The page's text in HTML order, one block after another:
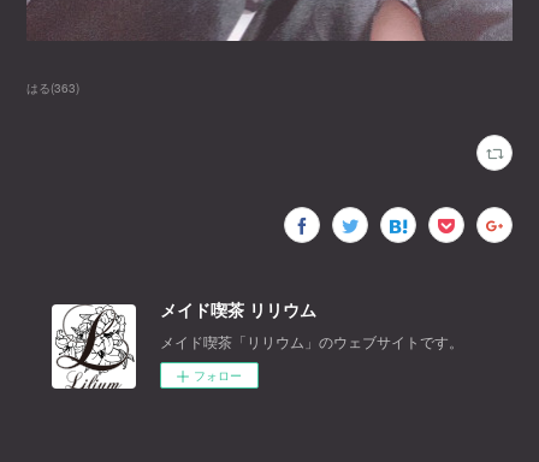
はる(363)
メイド喫茶 リリウム
メイド喫茶「リリウム」のウェブサイトです。
フォロー